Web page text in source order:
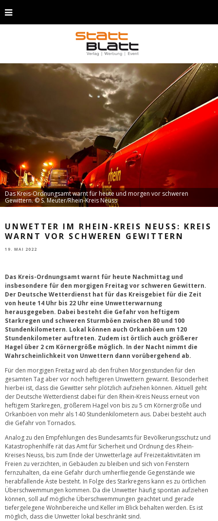
Das Kreis-Ordnungsamt warnt für heute und morgen vor schweren
Gewittern. © S. Meuter/Rhein-Kreis Neuss
UNWETTER IM RHEIN-KREIS NEUSS: KREIS
WARNT VOR SCHWEREN GEWITTERN
19. MAI 2022
Das Kreis-Ordnungsamt warnt für heute Nachmittag und
insbesondere für den morgigen Freitag vor schweren Gewittern.
Der Deutsche Wetterdienst hat für das Kreisgebiet für die Zeit
von heute 14 Uhr bis 22 Uhr eine Unwetterwarnung
herausgegeben. Dabei besteht die Gefahr von heftigem
Starkregen und schweren Sturmböen zwischen 80 und 100
Stundenkilometern. Lokal können auch Orkanböen um 120
Stundenkilometer auftreten. Zudem ist örtlich auch größerer
Hagel über 2 cm Körnergröße möglich. In der Nacht nimmt die
Wahrscheinlichkeit von Unwettern dann vorübergehend ab.
Für den morgigen Freitag wird ab den frühen Morgenstunden für den
gesamten Tag aber vor noch heftigeren Unwettern gewarnt. Besonderheit
hierbei ist, dass die Gewitter sehr plötzlich aufziehen können. Aktuell geht
der Deutsche Wetterdienst dabei für den Rhein-Kreis Neuss erneut von
heftigem Starkregen, größerem Hagel von bis zu 5 cm Körnergröße und
Orkanböen von mehr als 140 Stundenkilometern aus. Dabei besteht auch
die Gefahr von Tornados.
Analog zu den Empfehlungen des Bundesamts für Bevölkerungsschutz und
Katastrophenhilfe rät das Amt für Sicherheit und Ordnung des Rhein-
Kreises Neuss, bis zum Ende der Unwetterlage auf Freizeitaktivitäten im
Freien zu verzichten, in Gebäuden zu bleiben und sich von Fenstern
fernzuhalten, da eine Gefahr durch umherfliegende Gegenstände wie
herabfallende Äste besteht. In Folge des Starkregens kann es zu örtlichen
Überschwemmungen kommen. Da die Unwetter häufig spontan aufziehen
können, soll auf mögliche Überschwemmungen geachtet und gerade
tiefergelegene Wohnbereiche und Keller im Blick behalten werden. Es ist
möglich, dass die Unwetter lokal beschränkt sind.